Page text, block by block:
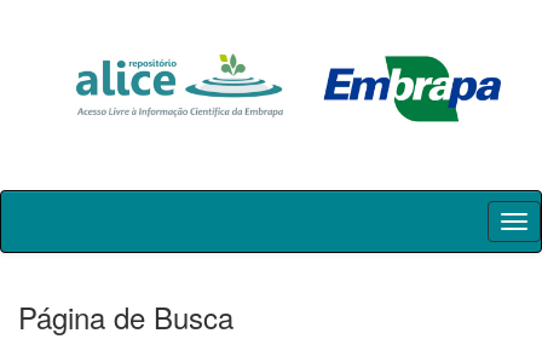
Skip
Página de Busca